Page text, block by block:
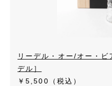
リーデル・オー/オー・
デル］
￥5,500（税込）